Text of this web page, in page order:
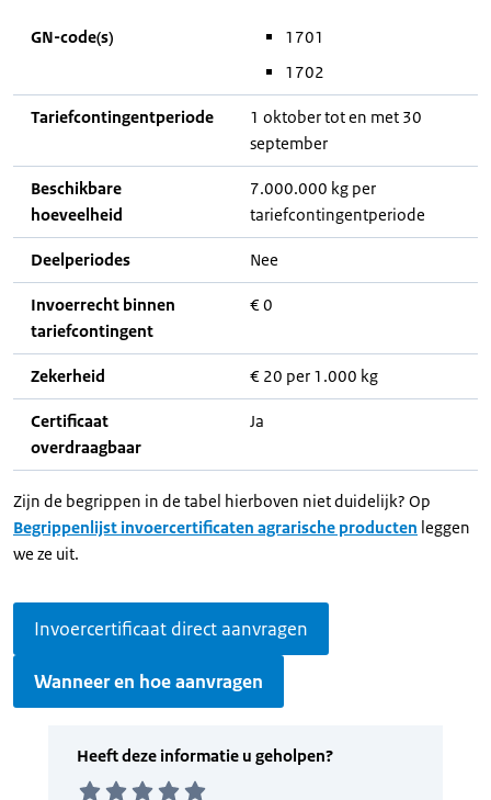
GN-code(s)
1701
1702
Tariefcontingentperiode
1 oktober tot en met 30
september
Beschikbare
hoeveelheid
7.000.000 kg per
tariefcontingentperiode
Deelperiodes Nee
Invoerrecht binnen
tariefcontingent
€ 0
Zekerheid € 20 per 1.000 kg
Certificaat
overdraagbaar
Ja
Zijn de begrippen in de tabel hierboven niet duidelijk? Op
Begrippenlijst invoercertificaten agrarische producten leggen
we ze uit.
Invoercertificaat direct aanvragen
Wanneer en hoe aanvragen